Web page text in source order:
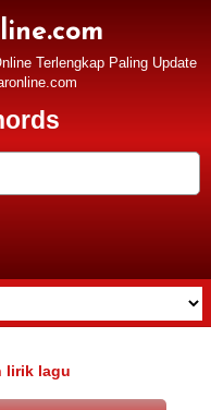
Terlengkap Paling Update
lirik lagu